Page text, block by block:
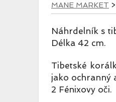
MANE MARKET >
Náhrdelník s
Délka 42 cm.
Tibetské
jako ochranný
2 Fénixovy oči.